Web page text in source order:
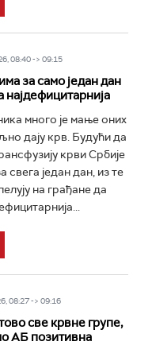
08:40 -> 09:15
за само један дан
најдефицитарнија
много је мање оних
дају крв. Будући да
крви Србије
свега један дан, из те
на грађане да
08:27 -> 09:16
све крвне групе,
АБ позитивна